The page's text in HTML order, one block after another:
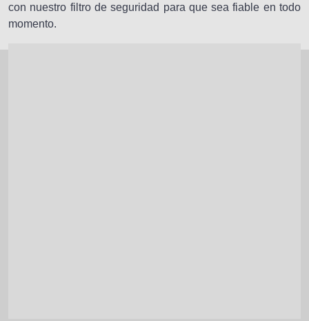
con nuestro filtro de seguridad para que sea fiable en todo
momento.